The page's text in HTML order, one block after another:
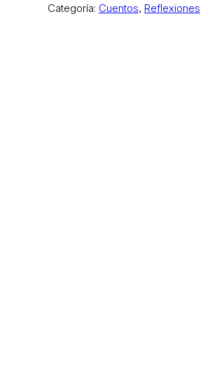
Categoría: Cuentos, Reflexiones